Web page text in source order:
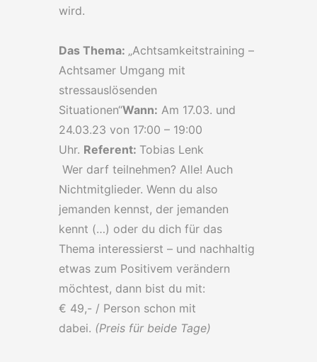
wird.
Das Thema: „Achtsamkeitstraining –
Achtsamer Umgang mit
stressauslösenden
Situationen“Wann: Am 17.03. und
24.03.23 von 17:00 – 19:00
Uhr. Referent: Tobias Lenk
Wer darf teilnehmen? Alle! Auch
Nichtmitglieder. Wenn du also
jemanden kennst, der jemanden
kennt (…) oder du dich für das
Thema interessierst – und nachhaltig
etwas zum Positivem verändern
möchtest, dann bist du mit:
€ 49,- / Person schon mit
dabei. (Preis für beide Tage)